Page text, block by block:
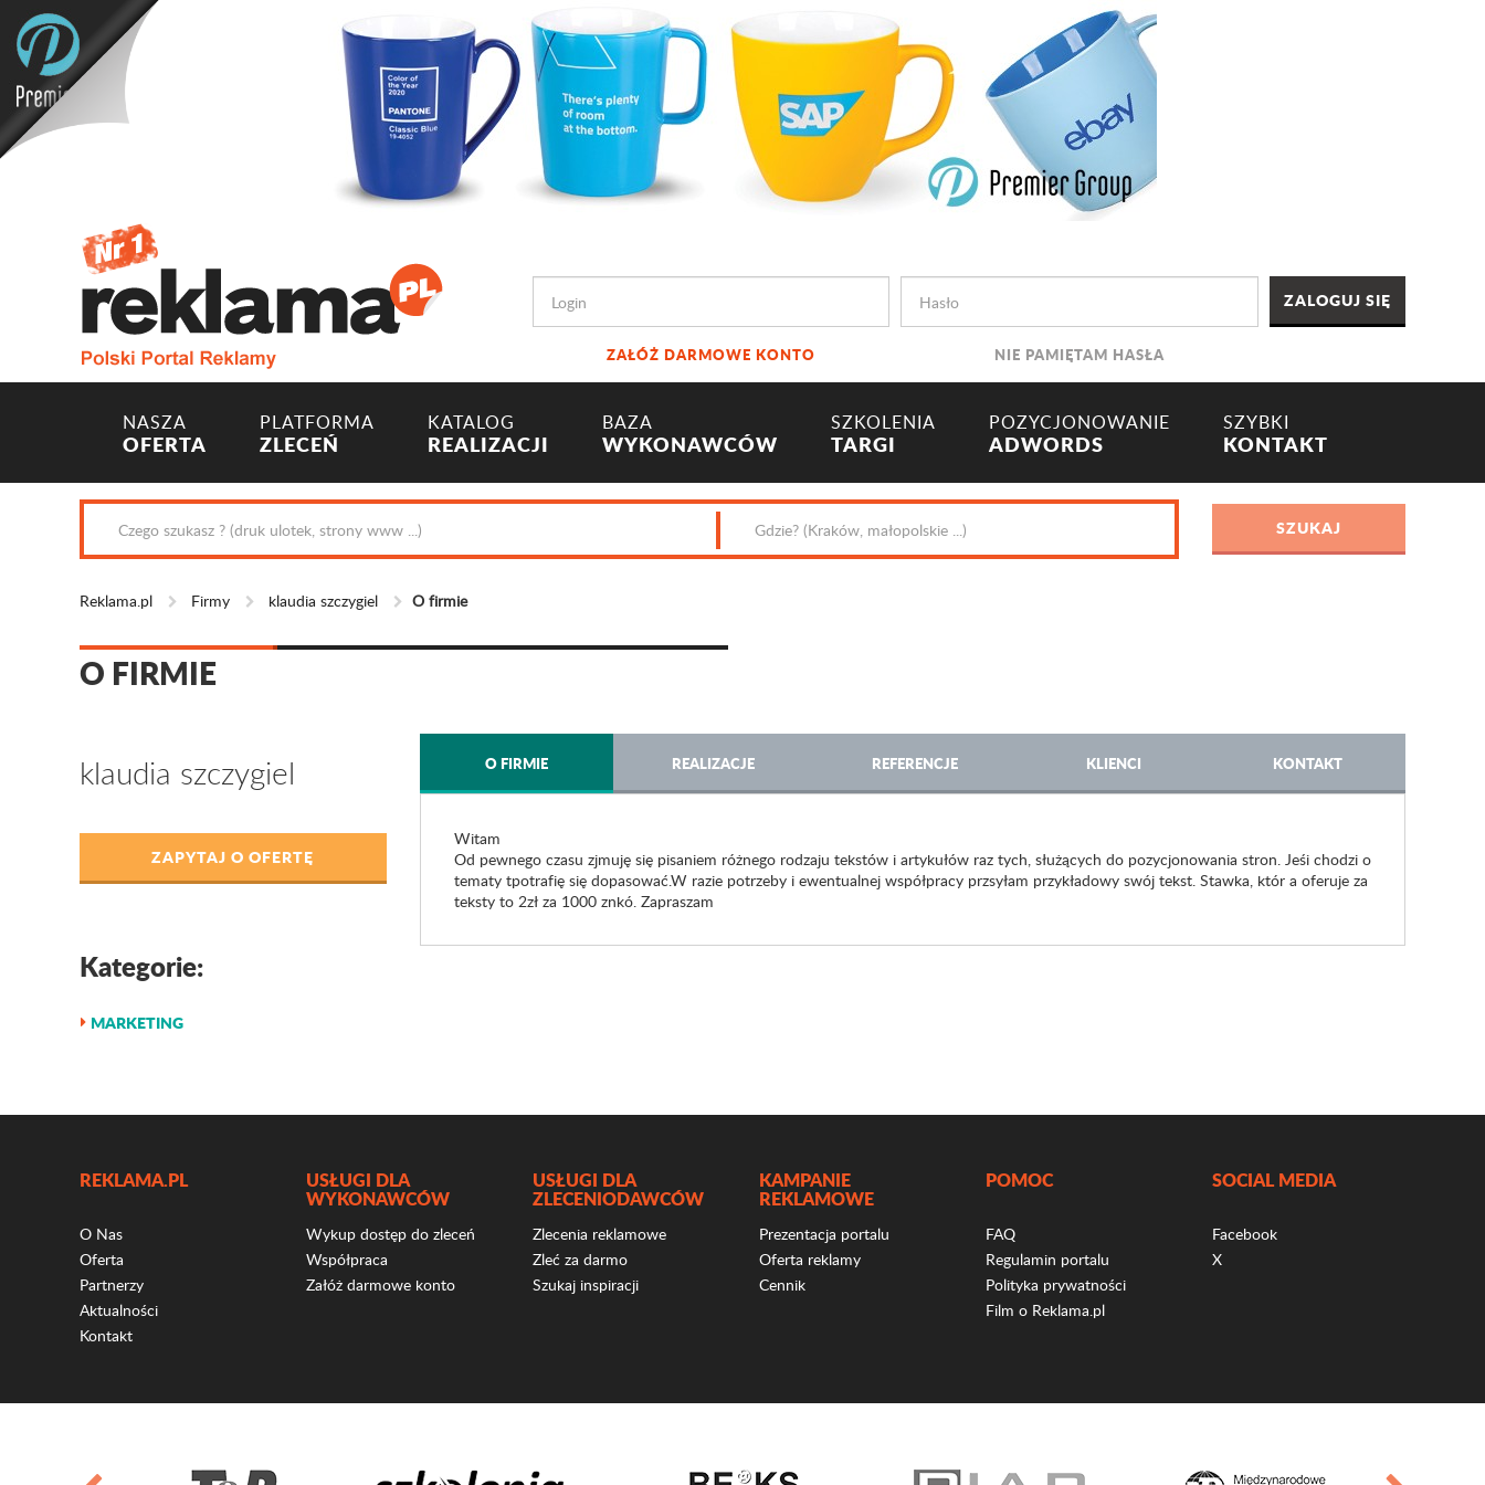
ZAŁÓŻ DARMOWE KONTO NIE PAMIĘTAM HASŁA
NASZA
OFERTA
PLATFORMA
ZLECEŃ
KATALOG
REALIZACJI
BAZA
WYKONAWCÓW
SZKOLENIA
TARGI
POZYCJONOWANIE
ADWORDS
SZYBKI
KONTAKT
Reklama.pl Firmy klaudia szczygiel O firmie
O FIRMIE
klaudia szczygiel
ZAPYTAJ O OFERTĘ
Kategorie:
MARKETING
O FIRMIE REALIZACJE REFERENCJE KLIENCI KONTAKT
Witam
Od pewnego czasu zjmuję się pisaniem różnego rodzaju tekstów i artykułów raz tych, służących do pozycjonowania stron. Jeśi chodzi o
tematy tpotrafię się dopasować.W razie potrzeby i ewentualnej współpracy przsyłam przykładowy swój tekst. Stawka, któr a oferuje za
teksty to 2zł za 1000 znkó. Zapraszam
REKLAMA.PL
O Nas
Oferta
Partnerzy
Aktualności
Kontakt
USŁUGI DLA
WYKONAWCÓW
Wykup dostęp do zleceń
Współpraca
Załóż darmowe konto
USŁUGI DLA
ZLECENIODAWCÓW
Zlecenia reklamowe
Zleć za darmo
Szukaj inspiracji
KAMPANIE
REKLAMOWE
Prezentacja portalu
Oferta reklamy
Cennik
POMOC
FAQ
Regulamin portalu
Polityka prywatności
Film o Reklama.pl
SOCIAL MEDIA
Facebook
X